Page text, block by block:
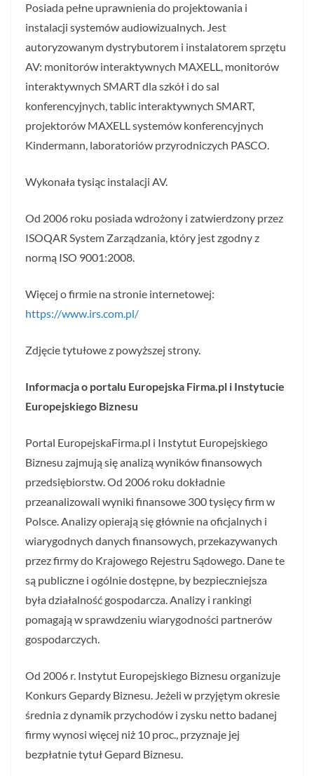
Posiada pełne uprawnienia do projektowania i
instalacji systemów audiowizualnych. Jest
autoryzowanym dystrybutorem i instalatorem sprzętu
AV: monitorów interaktywnych MAXELL, monitorów
interaktywnych SMART dla szkół i do sal
konferencyjnych, tablic interaktywnych SMART,
projektorów MAXELL systemów konferencyjnych
Kindermann, laboratoriów przyrodniczych PASCO.
Wykonała tysiąc instalacji AV.
Od 2006 roku posiada wdrożony i zatwierdzony przez
ISOQAR System Zarządzania, który jest zgodny z
normą ISO 9001:2008.
Więcej o firmie na stronie internetowej:
https://www.irs.com.pl/
Zdjęcie tytułowe z powyższej strony.
Informacja o portalu Europejska Firma.pl i Instytucie
Europejskiego Biznesu
Portal EuropejskaFirma.pl i Instytut Europejskiego
Biznesu zajmują się analizą wyników finansowych
przedsiębiorstw. Od 2006 roku dokładnie
przeanalizowali wyniki finansowe 300 tysięcy firm w
Polsce. Analizy opierają się głównie na oficjalnych i
wiarygodnych danych finansowych, przekazywanych
przez firmy do Krajowego Rejestru Sądowego. Dane te
są publiczne i ogólnie dostępne, by bezpieczniejsza
była działalność gospodarcza. Analizy i rankingi
pomagają w sprawdzeniu wiarygodności partnerów
gospodarczych.
Od 2006 r. Instytut Europejskiego Biznesu organizuje
Konkurs Gepardy Biznesu. Jeżeli w przyjętym okresie
średnia z dynamik przychodów i zysku netto badanej
firmy wynosi więcej niż 10 proc., przyznaje jej
bezpłatnie tytuł Gepard Biznesu.